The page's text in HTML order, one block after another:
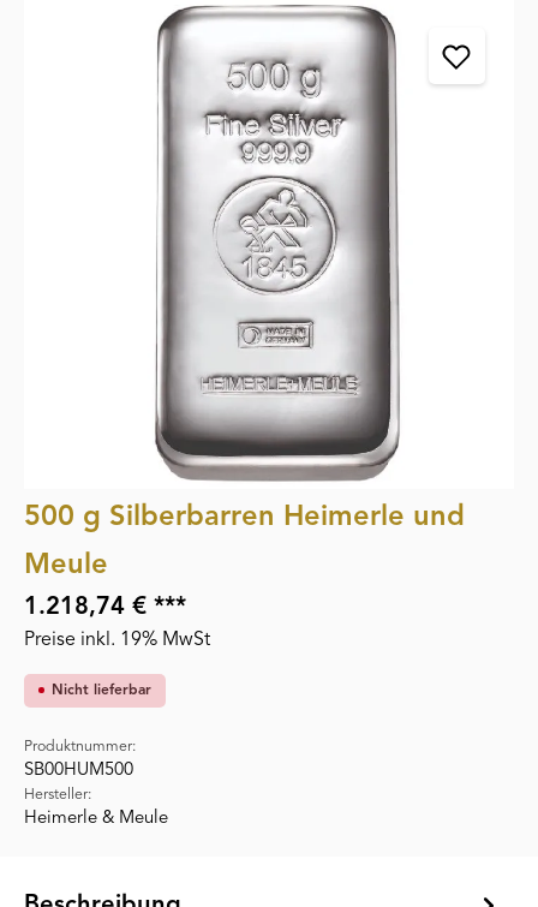
Bildergalerie überspringen
500 g Silberbarren Heimerle und
Meule
1.218,74 € ***
Preise inkl. 19% MwSt
Nicht lieferbar
Produktnummer:
SB00HUM500
Hersteller:
Heimerle & Meule